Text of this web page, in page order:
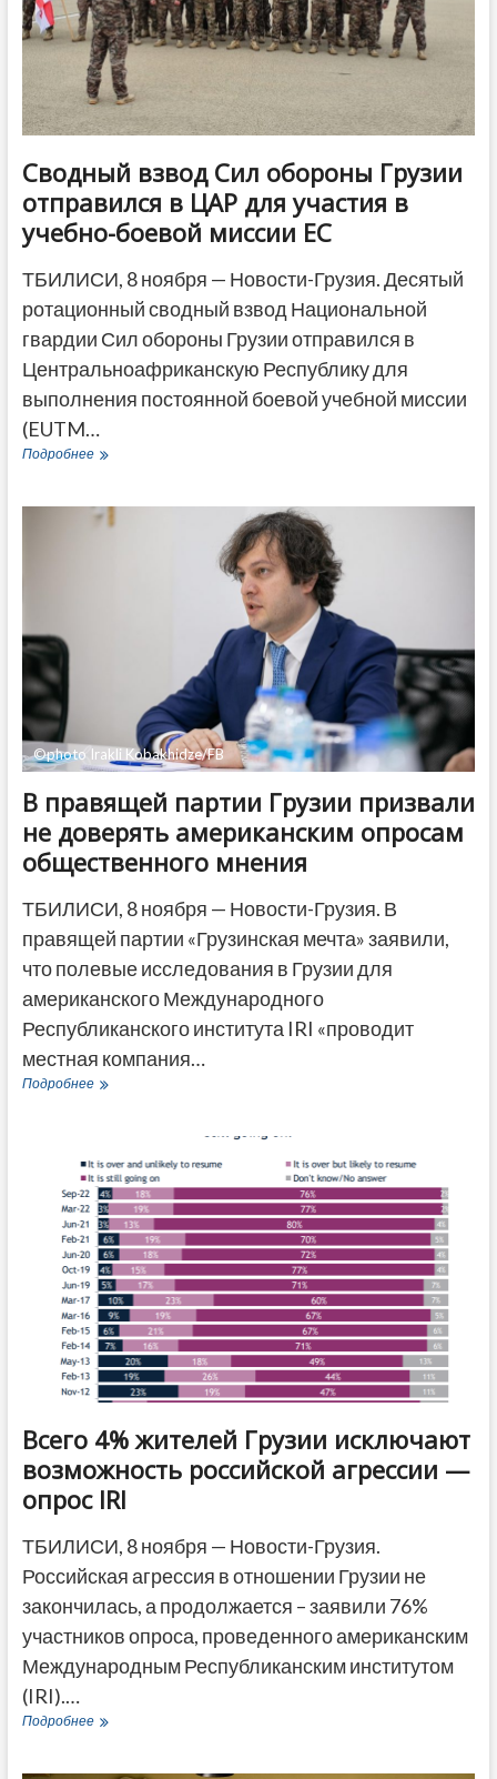
экономики,
а
от
НАТО
—
безопасности
Сводный взвод Сил обороны Грузии
отправился в ЦАР для участия в
учебно-боевой миссии ЕС
ТБИЛИСИ, 8 ноября — Новости-Грузия. Десятый
ротационный сводный взвод Национальной
гвардии Сил обороны Грузии отправился в
Центральноафриканскую Республику для
выполнения постоянной боевой учебной миссии
(EUTM…
ПодробнееСводный
обороны
Грузии
©photo Irakli Kobakhidze/FB
В правящей партии Грузии призвали
не доверять американским опросам
общественного мнения
ТБИЛИСИ, 8 ноября — Новости-Грузия. В
правящей партии «Грузинская мечта» заявили,
что полевые исследования в Грузии для
американского Международного
Республиканского института IRI «проводит
местная компания…
ПодробнееВ
призвали
не
доверять
американским
опросам
общественного
мнения
Всего 4% жителей Грузии исключают
возможность российской агрессии —
опрос IRI
ТБИЛИСИ, 8 ноября — Новости-Грузия.
Российская агрессия в отношении Грузии не
закончилась, а продолжается – заявили 76%
участников опроса, проведенного американским
Международным Республиканским институтом
(IRI).…
ПодробнееВсего